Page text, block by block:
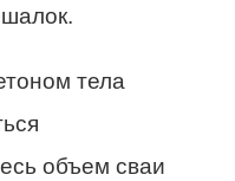
тела
объем сваи